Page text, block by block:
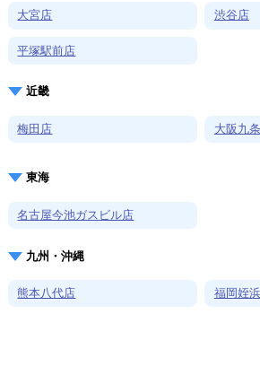
大宮店 渋谷店
平塚駅前店
近畿
梅田店 大阪九
東海
名古屋今池ガスビル店
九州・沖縄
熊本八代店 福岡姪